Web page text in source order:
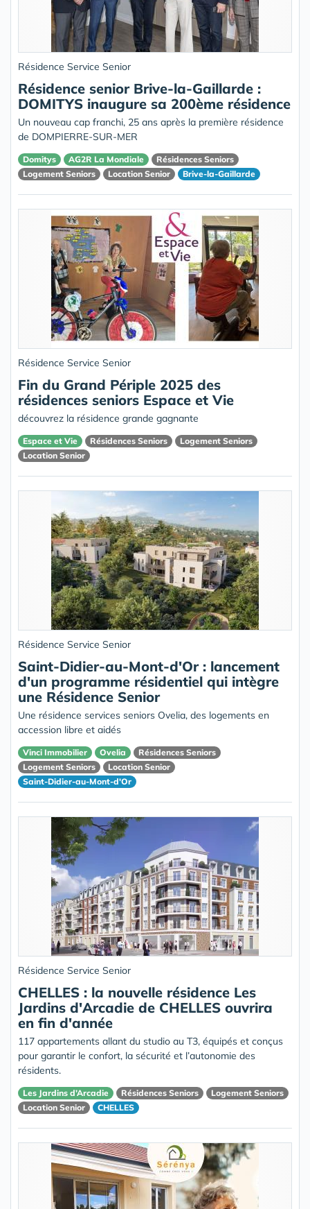
Résidence Service Senior
Résidence senior Brive-la-Gaillarde :
DOMITYS inaugure sa 200ème résidence
Un nouveau cap franchi, 25 ans après la première résidence
de DOMPIERRE-SUR-MER
Domitys AG2R La Mondiale
Résidences Seniors
Logement Seniors
Location Senior Brive-la-Gaillarde
Résidence Service Senior
Fin du Grand Périple 2025 des
résidences seniors Espace et Vie
découvrez la résidence grande gagnante
Espace et Vie Résidences Seniors
Logement Seniors
Location Senior
Résidence Service Senior
Saint-Didier-au-Mont-d'Or : lancement
d'un programme résidentiel qui intègre
une Résidence Senior
Une résidence services seniors Ovelia, des logements en
accession libre et aidés
Vinci Immobilier Ovelia
Résidences Seniors
Logement Seniors
Location Senior
Saint-Didier-au-Mont-d'Or
Résidence Service Senior
CHELLES : la nouvelle résidence Les
Jardins d'Arcadie de CHELLES ouvrira
en fin d'année
117 appartements allant du studio au T3, équipés et conçus
pour garantir le confort, la sécurité et l’autonomie des
résidents.
Les Jardins d’Arcadie Résidences Seniors
Logement Seniors
Location Senior
CHELLES